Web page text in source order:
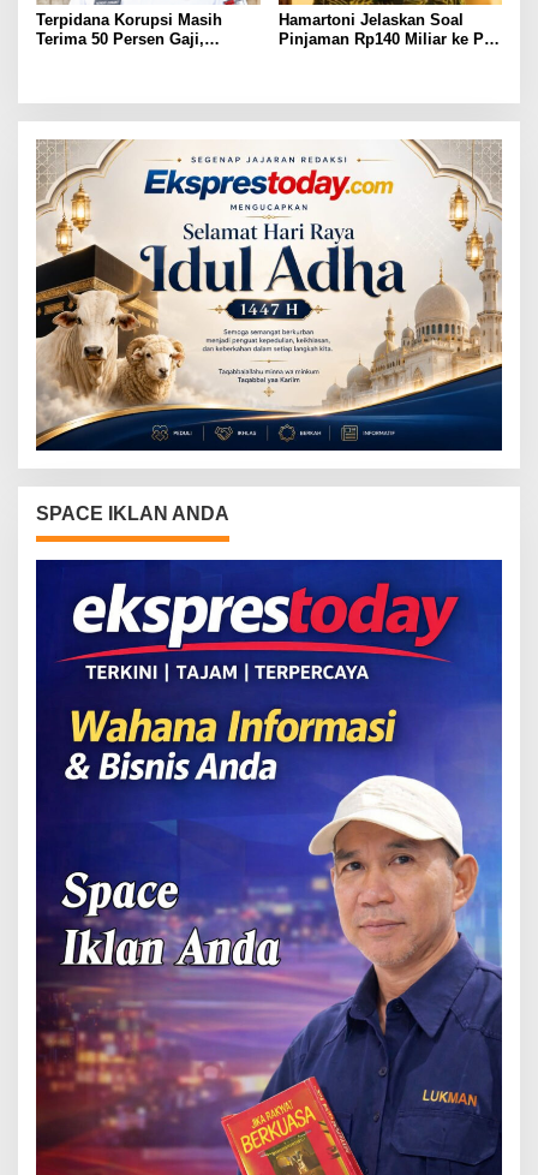
Terpidana Korupsi Masih
Terima 50 Persen Gaji,
Hamartoni Jelaskan Soal
Pinjaman Rp140 Miliar ke PT
SPACE IKLAN ANDA